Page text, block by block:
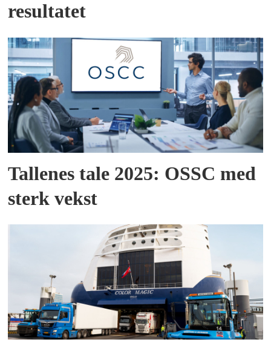
resultatet
Tallenes tale 2025: OSSC med
sterk vekst